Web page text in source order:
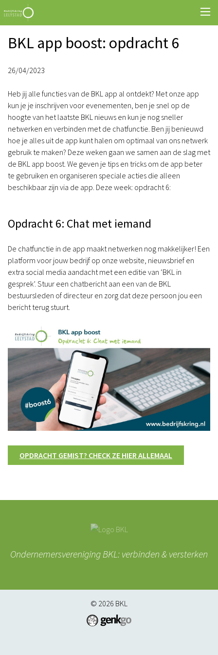
BKL app boost: opdracht 6
26/04/2023
Heb jij alle functies van de BKL app al ontdekt? Met onze app
kun je je inschrijven voor evenementen, ben je snel op de
hoogte van het laatste BKL nieuws en kun je nog sneller
netwerken en verbinden met de chatfunctie. Ben jij benieuwd
hoe je alles uit de app kunt halen om optimaal van ons netwerk
gebruik te maken? Deze weken gaan we samen aan de slag met
de BKL app boost. We geven je tips en tricks om de app beter
te gebruiken en organiseren speciale acties die alleen
beschikbaar zijn via de app. Deze week: opdracht 6:
Opdracht 6: Chat met iemand
De chatfunctie in de app maakt netwerken nog makkelijker! Een
platform voor jouw bedrijf op onze website, nieuwsbrief en
extra social media aandacht met een editie van ‘BKL in
gesprek’. Stuur een chatbericht aan een van de BKL
bestuursleden of directeur en zorg dat deze persoon jou een
bericht terug stuurt.
OPDRACHT GEMIST? CHECK ZE HIER ALLEMAAL
Ondernemersvereniging BKL: verbinden & versterken
© 2026 BKL